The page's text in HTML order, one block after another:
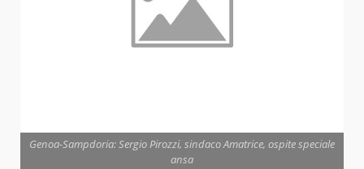
Genoa-Sampdoria: Sergio Pirozzi, sindaco Amatrice, ospite speciale
ansa